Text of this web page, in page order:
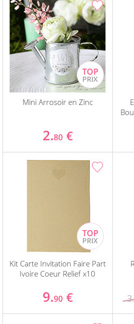
Mini Arrosoir en Zinc
2.80 €
Kit Carte Invitation Faire Part
Ivoire Coeur Relief x10
9.90 €